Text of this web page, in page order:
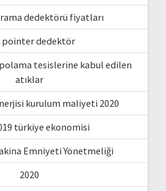
dedektörü fiyatları
pointer dedektör
tesislerine kabul edilen
atıklar
kurulum maliyeti 2020
türkiye ekonomisi
Emniyeti Yönetmeliği
2020